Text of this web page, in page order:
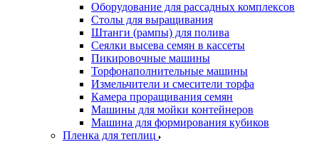
Оборудование для рассадных комплексов
Столы для выращивания
Штанги (рампы) для полива
Сеялки высева семян в кассеты
Пикировочные машины
Торфонаполнительные машины
Измельчители и смесители торфа
Камера проращивания семян
Машины для мойки контейнеров
Машина для формирования кубиков
Пленка для теплиц